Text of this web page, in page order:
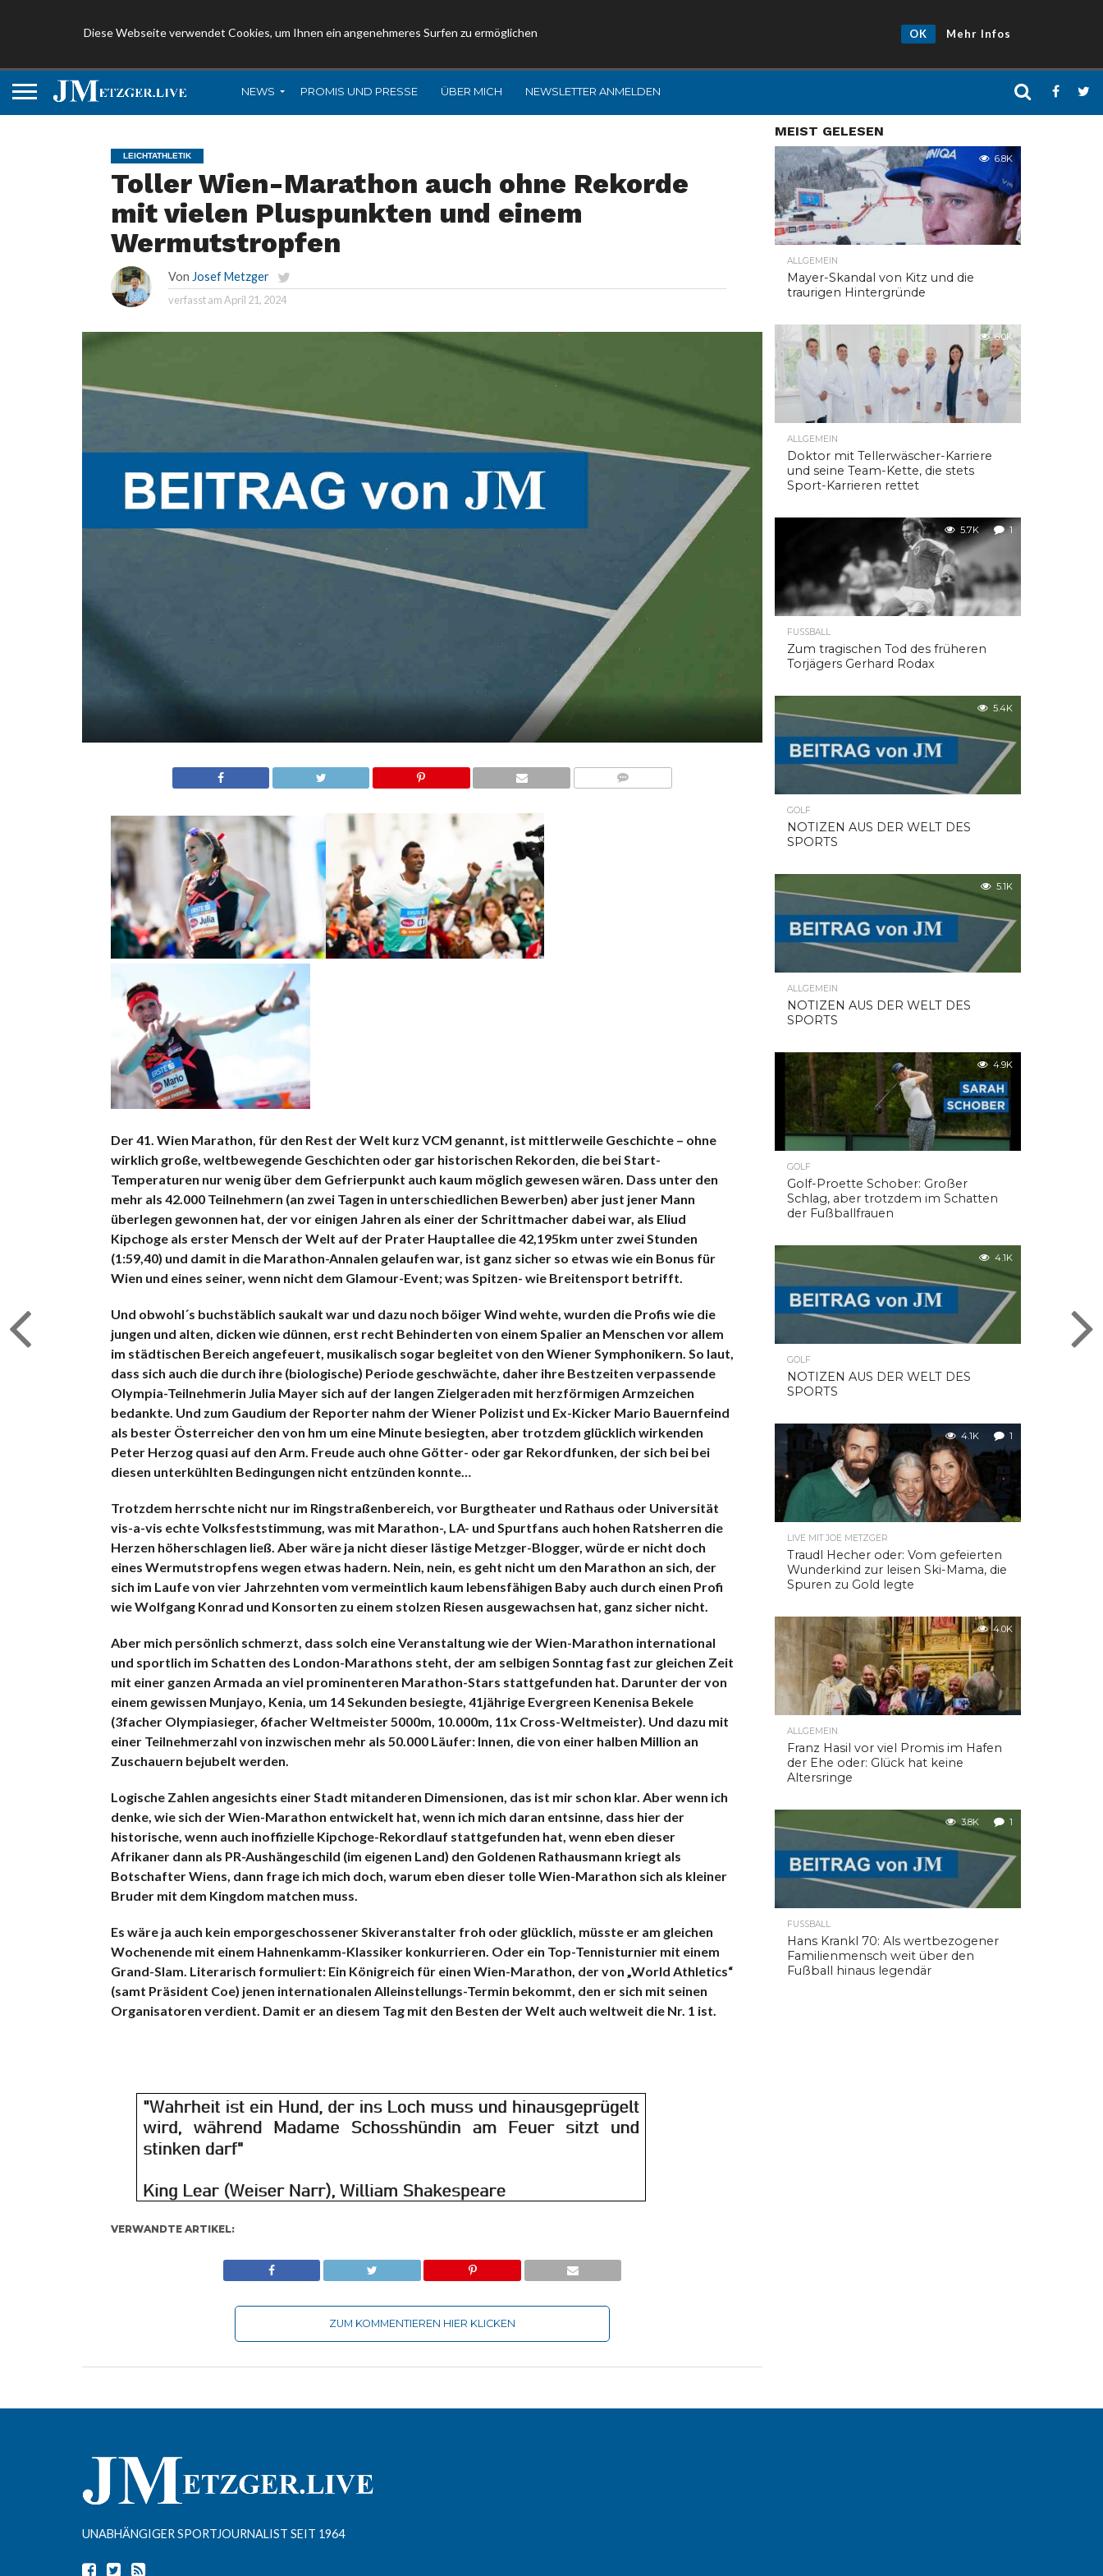
Diese Webseite verwendet Cookies, um Ihnen ein angenehmeres Surfen zu ermöglichen OK Mehr Infos
NEWS PROMIS UND PRESSE ÜBER MICH NEWSLETTER ANMELDEN
LEICHTATHLETIK
Toller Wien-Marathon auch ohne Rekorde
mit vielen Pluspunkten und einem
Wermutstropfen
Von Josef Metzger
verfasst amApril 21, 2024
Der 41. Wien Marathon, für den Rest der Welt kurz VCM genannt, ist mittlerweile Geschichte – ohne
wirklich große, weltbewegende Geschichten oder gar historischen Rekorden, die bei Start-
Temperaturen nur wenig über dem Gefrierpunkt auch kaum möglich gewesen wären. Dass unter den
mehr als 42.000 Teilnehmern (an zwei Tagen in unterschiedlichen Bewerben) aber just jener Mann
überlegen gewonnen hat, der vor einigen Jahren als einer der Schrittmacher dabei war, als Eliud
Kipchoge als erster Mensch der Welt auf der Prater Hauptallee die 42,195km unter zwei Stunden
(1:59,40) und damit in die Marathon-Annalen gelaufen war, ist ganz sicher so etwas wie ein Bonus für
Wien und eines seiner, wenn nicht dem Glamour-Event; was Spitzen- wie Breitensport betrifft.
Und obwohl´s buchstäblich saukalt war und dazu noch böiger Wind wehte, wurden die Profis wie die
jungen und alten, dicken wie dünnen, erst recht Behinderten von einem Spalier an Menschen vor allem
im städtischen Bereich angefeuert, musikalisch sogar begleitet von den Wiener Symphonikern. So laut,
dass sich auch die durch ihre (biologische) Periode geschwächte, daher ihre Bestzeiten verpassende
Olympia-Teilnehmerin Julia Mayer sich auf der langen Zielgeraden mit herzförmigen Armzeichen
bedankte. Und zum Gaudium der Reporter nahm der Wiener Polizist und Ex-Kicker Mario Bauernfeind
als bester Österreicher den von hm um eine Minute besiegten, aber trotzdem glücklich wirkenden
Peter Herzog quasi auf den Arm. Freude auch ohne Götter- oder gar Rekordfunken, der sich bei bei
diesen unterkühlten Bedingungen nicht entzünden konnte…
Trotzdem herrschte nicht nur im Ringstraßenbereich, vor Burgtheater und Rathaus oder Universität
vis-a-vis echte Volksfeststimmung, was mit Marathon-, LA- und Spurtfans auch hohen Ratsherren die
Herzen höherschlagen ließ. Aber wäre ja nicht dieser lästige Metzger-Blogger, würde er nicht doch
eines Wermutstropfens wegen etwas hadern. Nein, nein, es geht nicht um den Marathon an sich, der
sich im Laufe von vier Jahrzehnten vom vermeintlich kaum lebensfähigen Baby auch durch einen Profi
wie Wolfgang Konrad und Konsorten zu einem stolzen Riesen ausgewachsen hat, ganz sicher nicht.
Aber mich persönlich schmerzt, dass solch eine Veranstaltung wie der Wien-Marathon international
und sportlich im Schatten des London-Marathons steht, der am selbigen Sonntag fast zur gleichen Zeit
mit einer ganzen Armada an viel prominenteren Marathon-Stars stattgefunden hat. Darunter der von
einem gewissen Munjayo, Kenia, um 14 Sekunden besiegte, 41jährige Evergreen Kenenisa Bekele
(3facher Olympiasieger, 6facher Weltmeister 5000m, 10.000m, 11x Cross-Weltmeister). Und dazu mit
einer Teilnehmerzahl von inzwischen mehr als 50.000 Läufer: Innen, die von einer halben Million an
Zuschauern bejubelt werden.
Logische Zahlen angesichts einer Stadt mitanderen Dimensionen, das ist mir schon klar. Aber wenn ich
denke, wie sich der Wien-Marathon entwickelt hat, wenn ich mich daran entsinne, dass hier der
historische, wenn auch inoffizielle Kipchoge-Rekordlauf stattgefunden hat, wenn eben dieser
Afrikaner dann als PR-Aushängeschild (im eigenen Land) den Goldenen Rathausmann kriegt als
Botschafter Wiens, dann frage ich mich doch, warum eben dieser tolle Wien-Marathon sich als kleiner
Bruder mit dem Kingdom matchen muss.
Es wäre ja auch kein emporgeschossener Skiveranstalter froh oder glücklich, müsste er am gleichen
Wochenende mit einem Hahnenkamm-Klassiker konkurrieren. Oder ein Top-Tennisturnier mit einem
Grand-Slam. Literarisch formuliert: Ein Königreich für einen Wien-Marathon, der von „World Athletics“
(samt Präsident Coe) jenen internationalen Alleinstellungs-Termin bekommt, den er sich mit seinen
Organisatoren verdient. Damit er an diesem Tag mit den Besten der Welt auch weltweit die Nr. 1 ist.
VERWANDTE ARTIKEL:
ZUM KOMMENTIEREN HIER KLICKEN
MEIST GELESEN
6.8K
ALLGEMEIN
Mayer-Skandal von Kitz und die
traurigen Hintergründe
6.0K
ALLGEMEIN
Doktor mit Tellerwäscher-Karriere
und seine Team-Kette, die stets
Sport-Karrieren rettet
5.7K 1
FUSSBALL
Zum tragischen Tod des früheren
Torjägers Gerhard Rodax
5.4K
GOLF
NOTIZEN AUS DER WELT DES
SPORTS
5.1K
ALLGEMEIN
NOTIZEN AUS DER WELT DES
SPORTS
4.9K
GOLF
Golf-Proette Schober: Großer
Schlag, aber trotzdem im Schatten
der Fußballfrauen
4.1K
GOLF
NOTIZEN AUS DER WELT DES
SPORTS
4.1K 1
LIVE MIT JOE METZGER
Traudl Hecher oder: Vom gefeierten
Wunderkind zur leisen Ski-Mama, die
Spuren zu Gold legte
4.0K
ALLGEMEIN
Franz Hasil vor viel Promis im Hafen
der Ehe oder: Glück hat keine
Altersringe
3.8K 1
FUSSBALL
Hans Krankl 70: Als wertbezogener
Familienmensch weit über den
Fußball hinaus legendär
UNABHÄNGIGER SPORTJOURNALIST SEIT 1964